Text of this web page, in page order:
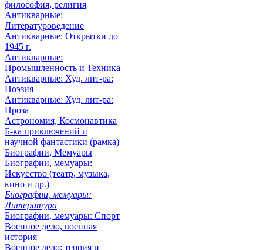
философия, религия
Антикварные:
Литературоведение
Антикварные: Открытки до
1945 г.
Антикварные:
Промышленность и Техника
Антикварные: Худ. лит-ра:
Поэзия
Антикварные: Худ. лит-ра:
Проза
Астрономия, Космонавтика
Б-ка приключений и
научной фантастики (рамка)
Биографии, Мемуары
Биографии, мемуары:
Искусство (театр, музыка,
кино и др.)
Биографии, мемуары:
Литература
Биографии, мемуары: Спорт
Военное дело, военная
история
Военное дело: теория и